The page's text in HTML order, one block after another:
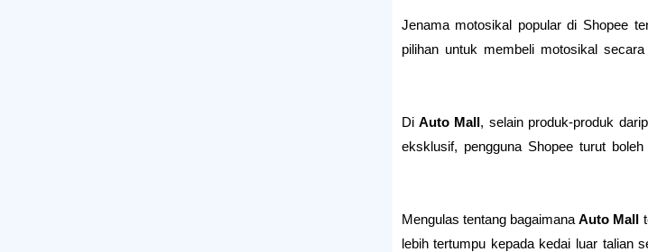
Jenama motosikal popular di Shopee
pilihan untuk membeli motosikal
Di Auto Mall, selain produk-produk
eksklusif, pengguna Shopee turut
Mengulas tentang bagaimanaAuto Mall
lebih tertumpu kepada kedai luar talian